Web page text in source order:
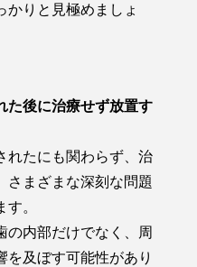
かりと見極めましょ
た後に治療せず放置す
れたにも関わらず、治
さまざまな深刻な問題
。
の内部だけでなく、周
を及ぼす可能性があり